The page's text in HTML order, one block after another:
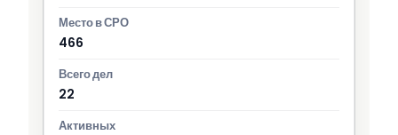
466
22